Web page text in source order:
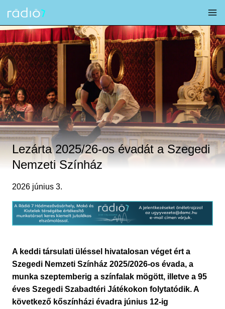
content
Lezárta 2025/26-os évadát a Szegedi
Nemzeti Színház
2026 június 3.
A keddi társulati üléssel hivatalosan véget ért a
Szegedi Nemzeti Színház 2025/2026-os évada, a
munka szeptemberig a színfalak mögött, illetve a 95
éves Szegedi Szabadtéri Játékokon folytatódik. A
következő kőszínházi évadra június 12-ig